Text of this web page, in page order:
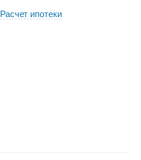
Расчет ипотеки